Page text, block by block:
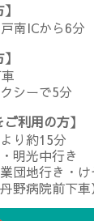
南ICから6分
シーで5分
利用の方】
り約15分
明光中行き
団地行き・
野病院前下車